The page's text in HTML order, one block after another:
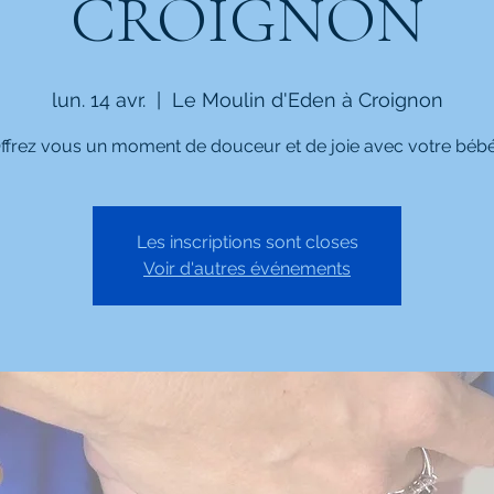
CROIGNON
lun. 14 avr.
  |
Le Moulin d'Eden à Croignon
vous un moment de douceur et de joie avec votre
Les inscriptions sont closes
Voir d'autres événements